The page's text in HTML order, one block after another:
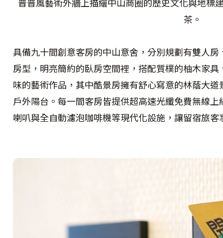
茶。
具備九十間創意客房的中山意舍，分別規劃有雙人
房型，明亮簡約的臥房空間裡，搭配質樸的柚木家
味的藝術作品，其中酷景房擁有舒心寫意的林蔭大
戶外陽台。每一間客房皆提供超高速光纖免費無線
喇叭與全自動濾泡咖啡機等現代化設施，讓留宿旅